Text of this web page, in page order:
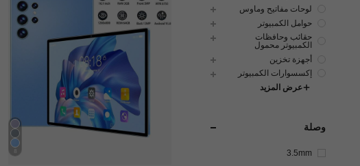
لوحات مفاتيح وماوس
حوامل الكمبيوتر
حقائب وحافظات
الكمبيوتر محمول
أجهزة تخزين
إكسسوارات الكمبيوتر
عرض المزيد
وصلة
3.5mm